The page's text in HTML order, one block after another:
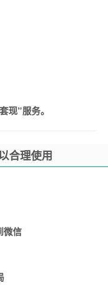
现”服务。
合理使用
微信